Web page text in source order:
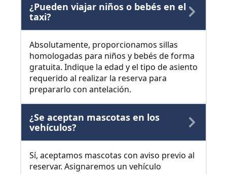
¿Pueden viajar niños o bebés en el
taxi?
Absolutamente, proporcionamos sillas
homologadas para niños y bebés de forma
gratuita. Indique la edad y el tipo de asiento
requerido al realizar la reserva para
prepararlo con antelación.
¿Se aceptan mascotas en los
vehículos?
Sí, aceptamos mascotas con aviso previo al
reservar. Asignaremos un vehículo